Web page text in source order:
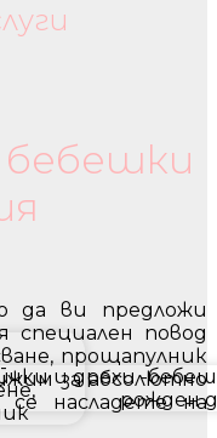
бебешки
да ви предложи
специален повод
прощапулник
за абсолютно
насладете на